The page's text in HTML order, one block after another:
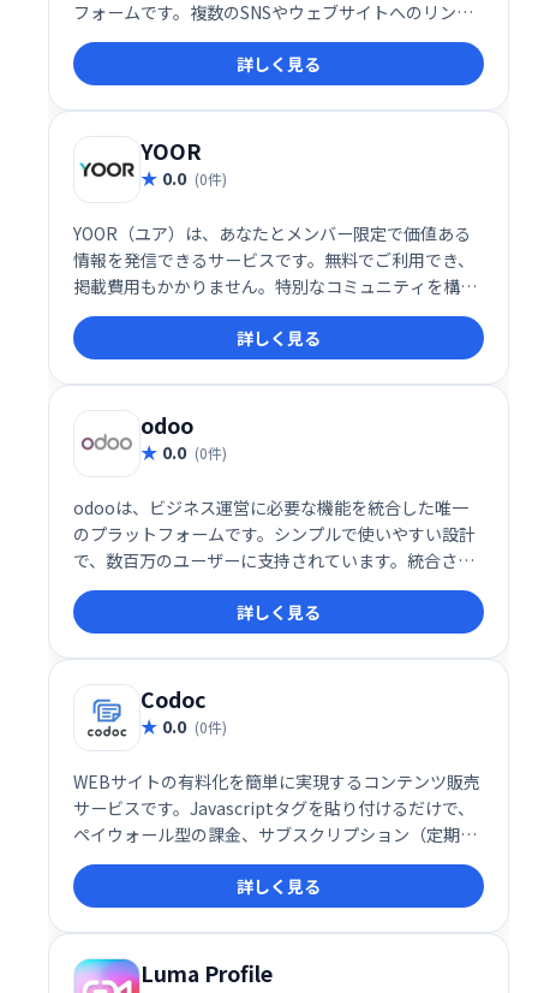
フォームです。複数のSNSやウェブサイトへのリンク
をまとめて管理し、魅力的なプロフィールを作成でき
ます。簡単にアクセス可能なプロフィールで、ファン
とのエンゲージメントを向上させましょう。
詳しく見る
YOOR
0.0 (0件)
YOOR（ユア）は、あなたとメンバー限定で価値ある
情報を発信できるサービスです。無料でご利用でき、
掲載費用もかかりません。特別なコミュニティを構築
し、限定情報を共有したい方におすすめです。
詳しく見る
odoo
0.0 (0件)
odooは、ビジネス運営に必要な機能を統合した唯一
のプラットフォームです。シンプルで使いやすい設計
で、数百万のユーザーに支持されています。統合され
たアプリにより、業務効率化を実現し、ビジネスの成
長を支援します。
詳しく見る
Codoc
0.0 (0件)
WEBサイトの有料化を簡単に実現するコンテンツ販売
サービスです。Javascriptタグを貼り付けるだけで、
ペイウォール型の課金、サブスクリプション（定期購
読）、投げ銭（自由課金）、アフィリエイトプログラ
ムなど、多彩な収益化手法を導入できます。
WordPress専用プラグインの提供もあり、初心者から
経験豊富なサイト運営者まで、幅広いユーザーにとっ
て利便性の高いプラットフォームです。
詳しく見る
Luma Profile